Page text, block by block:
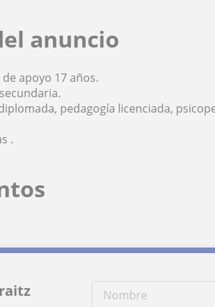
anuncio
apoyo 17 años.
pedagogía licenciada,
.